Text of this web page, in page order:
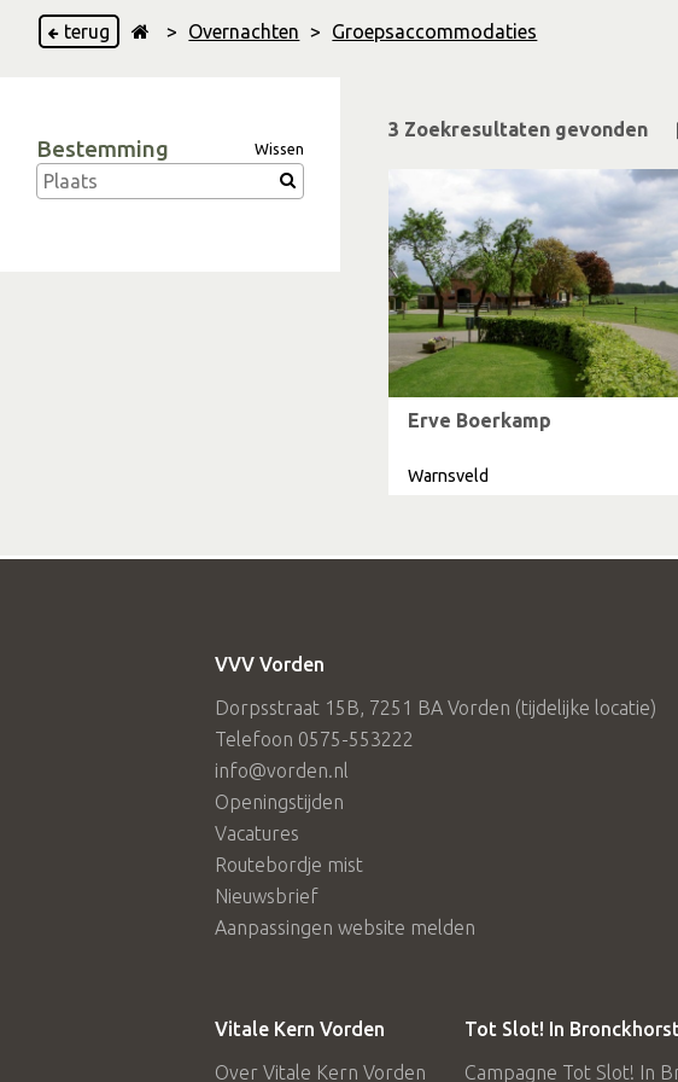
terug > Overnachten > Groepsaccommodaties
Bestemming Wissen
3 Zoekresultaten gevonden
Erve Boerkamp
Warnsveld
VVV Vorden
Dorpsstraat 15B, 7251 BA Vorden (tijdelijke locatie)
Telefoon 0575-553222
info@vorden.nl
Openingstijden
Vacatures
Routebordje mist
Nieuwsbrief
Aanpassingen website melden
Vitale Kern Vorden
Over Vitale Kern Vorden
Tot Slot! In
Campagne Tot Slot! In